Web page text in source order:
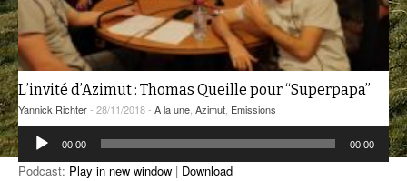
THEME FORCE
ZIRCONIUM
ANCIENNES ÉMISSIONS
L’invité d’Azimut : Thomas Queille pour “Superpapa”
Yannick Richter- 28/11/2018 - A la une Azimut Emissions
Lecteur
audio
00:00 00:00
Podcast: Play in new window | Download